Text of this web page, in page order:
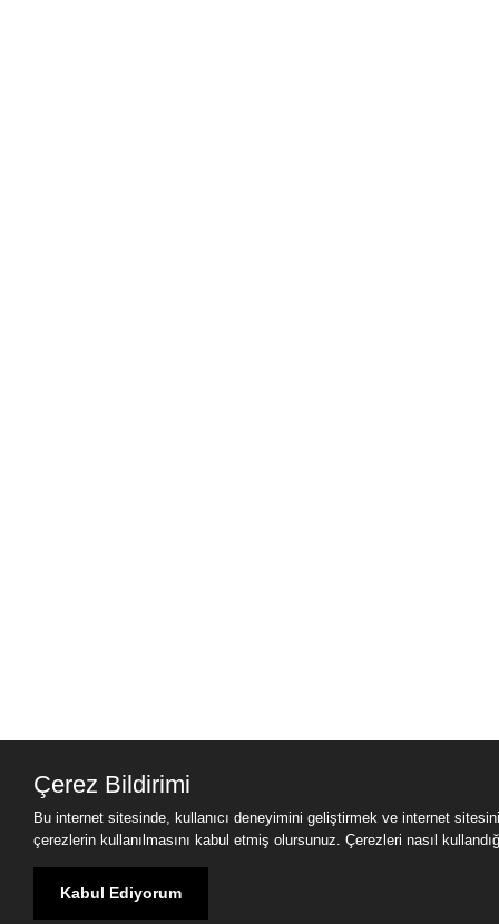
Çerez Bildirimi
Bu internet sitesinde, kullanıcı deneyimini geliştirmek ve internet
çerezlerin kullanılmasını kabul etmiş olursunuz. Çerezleri nasıl
Kabul Ediyorum